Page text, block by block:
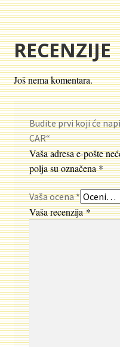
RECENZIJE
Još nema komentara.
Budite prvi koji će
CAR“
Vaša adresa e-pošte
polja su označena*
Vaša ocena*
Vaša recenzija*